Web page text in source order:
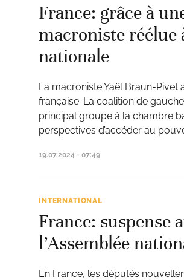
France: grâce à
macroniste réélue
nationale
La macroniste Yaël Braun-Pivet
française. La coalition de
principal groupe à la chambre
perspectives d’accéder au
19.07.2024 - 07:49
INTERNATIONAL
France: suspense
l’Assemblée
En France, les députés